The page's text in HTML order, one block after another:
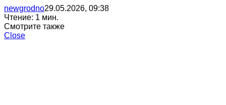
newgrodno29.05.2026, 09:38
Чтение: 1 мин.
Смотрите также
Close